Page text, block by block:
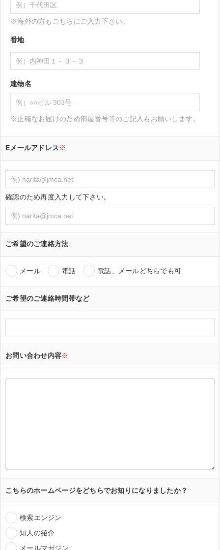
※海外の方もこちらにご入力下さい。
番地
建物名
※正確なお届けのため部屋番号等のご記入もお願いします。
Eメールアドレス※
確認のため再度入力して下さい。
ご希望のご連絡方法
メール 電話 電話、メールどちらでも可
ご希望のご連絡時間帯など
お問い合わせ内容※
こちらのホームページをどちらでお知りになりましたか？
検索エンジン
知人の紹介
メールマガジン